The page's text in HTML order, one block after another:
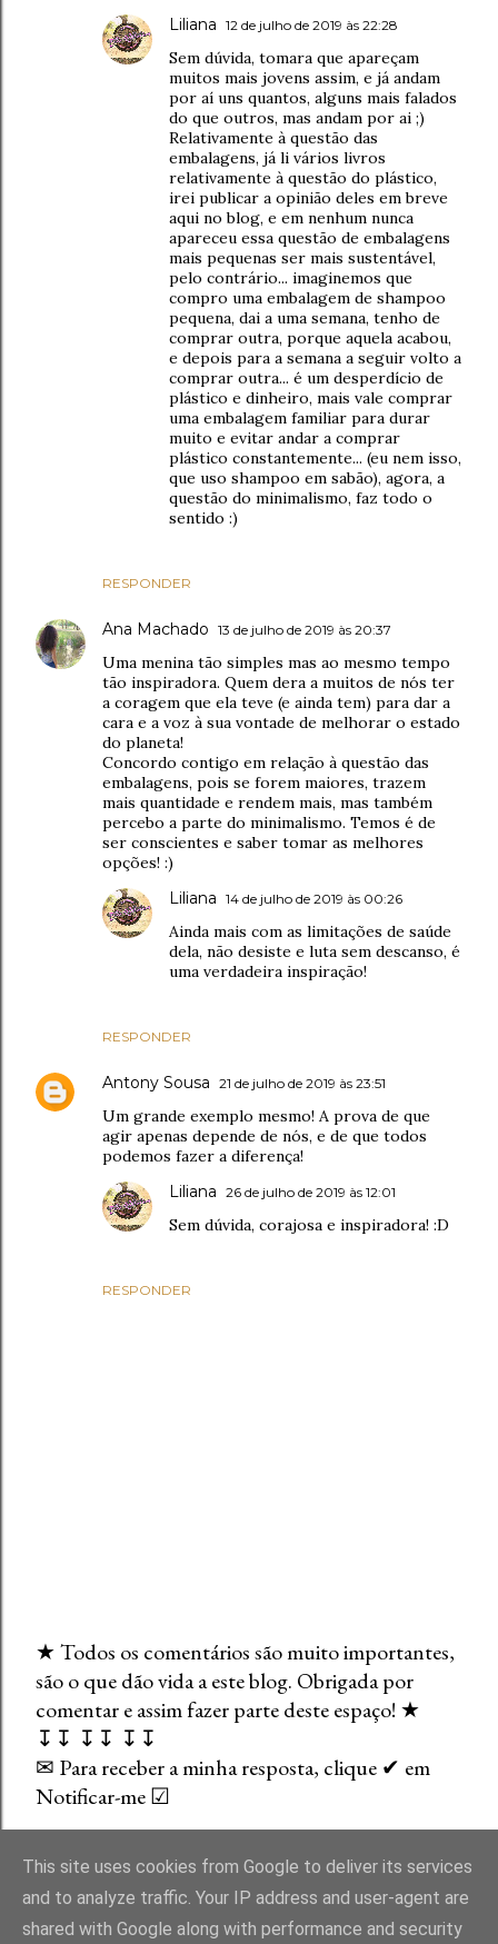
RESPONDER
Liliana 12 de julho de 2019 às 22:28
Sem dúvida, tomara que apareçam
muitos mais jovens assim, e já andam
por aí uns quantos, alguns mais falados
do que outros, mas andam por ai ;)
Relativamente à questão das
embalagens, já li vários livros
relativamente à questão do plástico,
irei publicar a opinião deles em breve
aqui no blog, e em nenhum nunca
apareceu essa questão de embalagens
mais pequenas ser mais sustentável,
pelo contrário... imaginemos que
compro uma embalagem de shampoo
pequena, dai a uma semana, tenho de
comprar outra, porque aquela acabou,
e depois para a semana a seguir volto a
comprar outra... é um desperdício de
plástico e dinheiro, mais vale comprar
uma embalagem familiar para durar
muito e evitar andar a comprar
plástico constantemente... (eu nem isso,
que uso shampoo em sabão), agora, a
questão do minimalismo, faz todo o
sentido :)
Ana Machado 13 de julho de 2019 às 20:37
Uma menina tão simples mas ao mesmo tempo
tão inspiradora. Quem dera a muitos de nós ter
a coragem que ela teve (e ainda tem) para dar a
cara e a voz à sua vontade de melhorar o estado
do planeta!
Concordo contigo em relação à questão das
embalagens, pois se forem maiores, trazem
mais quantidade e rendem mais, mas também
percebo a parte do minimalismo. Temos é de
ser conscientes e saber tomar as melhores
opções! :)
RESPONDER
Liliana 14 de julho de 2019 às 00:26
Ainda mais com as limitações de saúde
dela, não desiste e luta sem descanso, é
uma verdadeira inspiração!
Antony Sousa 21 de julho de 2019 às 23:51
Um grande exemplo mesmo! A prova de que
agir apenas depende de nós, e de que todos
podemos fazer a diferença!
RESPONDER
Liliana 26 de julho de 2019 às 12:01
Sem dúvida, corajosa e inspiradora! :D
E
n
v
i
a
r
u
m
c
★ Todos os comentários são muito importantes,
são o que dão vida a este blog. Obrigada por
comentar e assim fazer parte deste espaço! ★
↧↧ ↧↧ ↧↧
✉ Para receber a minha resposta, clique ✔ em
Notificar-me ☑
This site uses cookies from Google to deliver its services
and to analyze traffic. Your IP address and user-agent are
shared with Google along with performance and security